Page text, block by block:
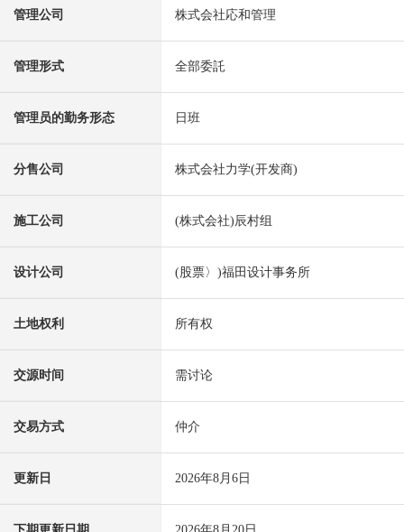
管理公司 株式会社応和管理
管理形式 全部委託
管理员的勤务形态 日班
分售公司 株式会社力学(开发商)
施工公司 (株式会社)辰村组
设计公司 (股票〉)福田设计事务所
土地权利 所有权
交源时间 需讨论
交易方式 仲介
更新日 2026年8月6日